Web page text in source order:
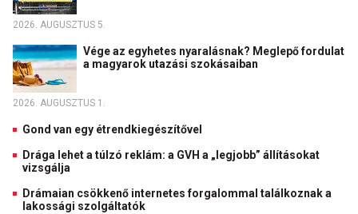
2026. AUGUSZTUS 5.
Vége az egyhetes nyaralásnak? Meglepő fordulat
a magyarok utazási szokásaiban
2026. AUGUSZTUS 1.
Gond van egy étrendkiegészítővel
Drága lehet a túlzó reklám: a GVH a „legjobb” állításokat
vizsgálja
Drámaian csökkenő internetes forgalommal találkoznak a
lakossági szolgáltatók